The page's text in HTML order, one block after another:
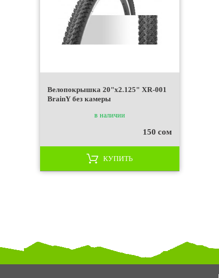
Велопокрышка 20"x2.125" XR-001
BrainY без камеры
в наличии
150 сом
КУПИТЬ